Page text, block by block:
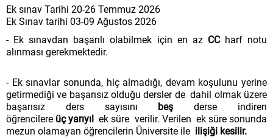
Ek sınav Tarihi 20-26 Temmuz 2026
Ek Sınav tarihi 03-09 Ağustos 2026
- Ek sınavdan başarılı olabilmek için en az CCharf notu
alınması gerekmektedir.
- Ek sınavlar sonunda, hiç almadığı, devam koşulunu yerine
getirmediği ve başarısız olduğu dersler de dahil olmak üzere
başarısız ders sayısını beşderse indiren
öğrencilere üç yarıyılek süre verilir. Verilen ek süre sonunda
mezun olamayan öğrencilerin Üniversite ile ilişiği kesilir.